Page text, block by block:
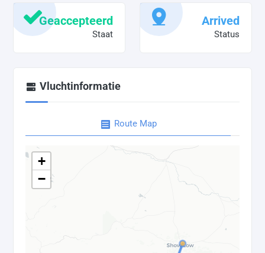
Geaccepteerd
Staat
Arrived
Status
Vluchtinformatie
Route Map
+
−